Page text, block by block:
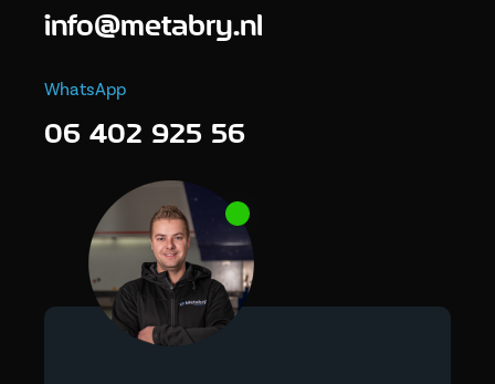
info@metabry.nl
WhatsApp
06 402 925 56